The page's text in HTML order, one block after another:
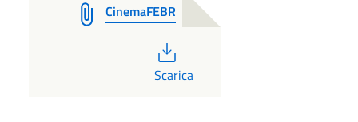
CinemaFEBR
PDF
Scarica